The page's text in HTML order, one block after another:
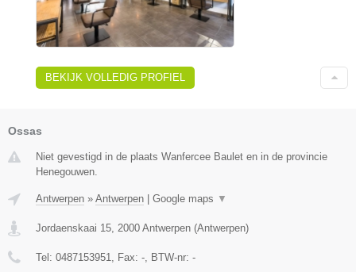
BEKIJK VOLLEDIG PROFIEL
Ossas
Niet gevestigd in de plaats Wanfercee Baulet en in de provincie
Henegouwen.
Antwerpen » Antwerpen | Google maps ▼
Jordaenskaai 15 2000 Antwerpen (Antwerpen)
Tel: 0487153951 , Fax: - , BTW-nr: -